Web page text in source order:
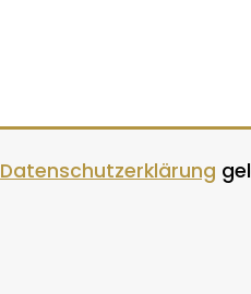
Datenschutzerklärung